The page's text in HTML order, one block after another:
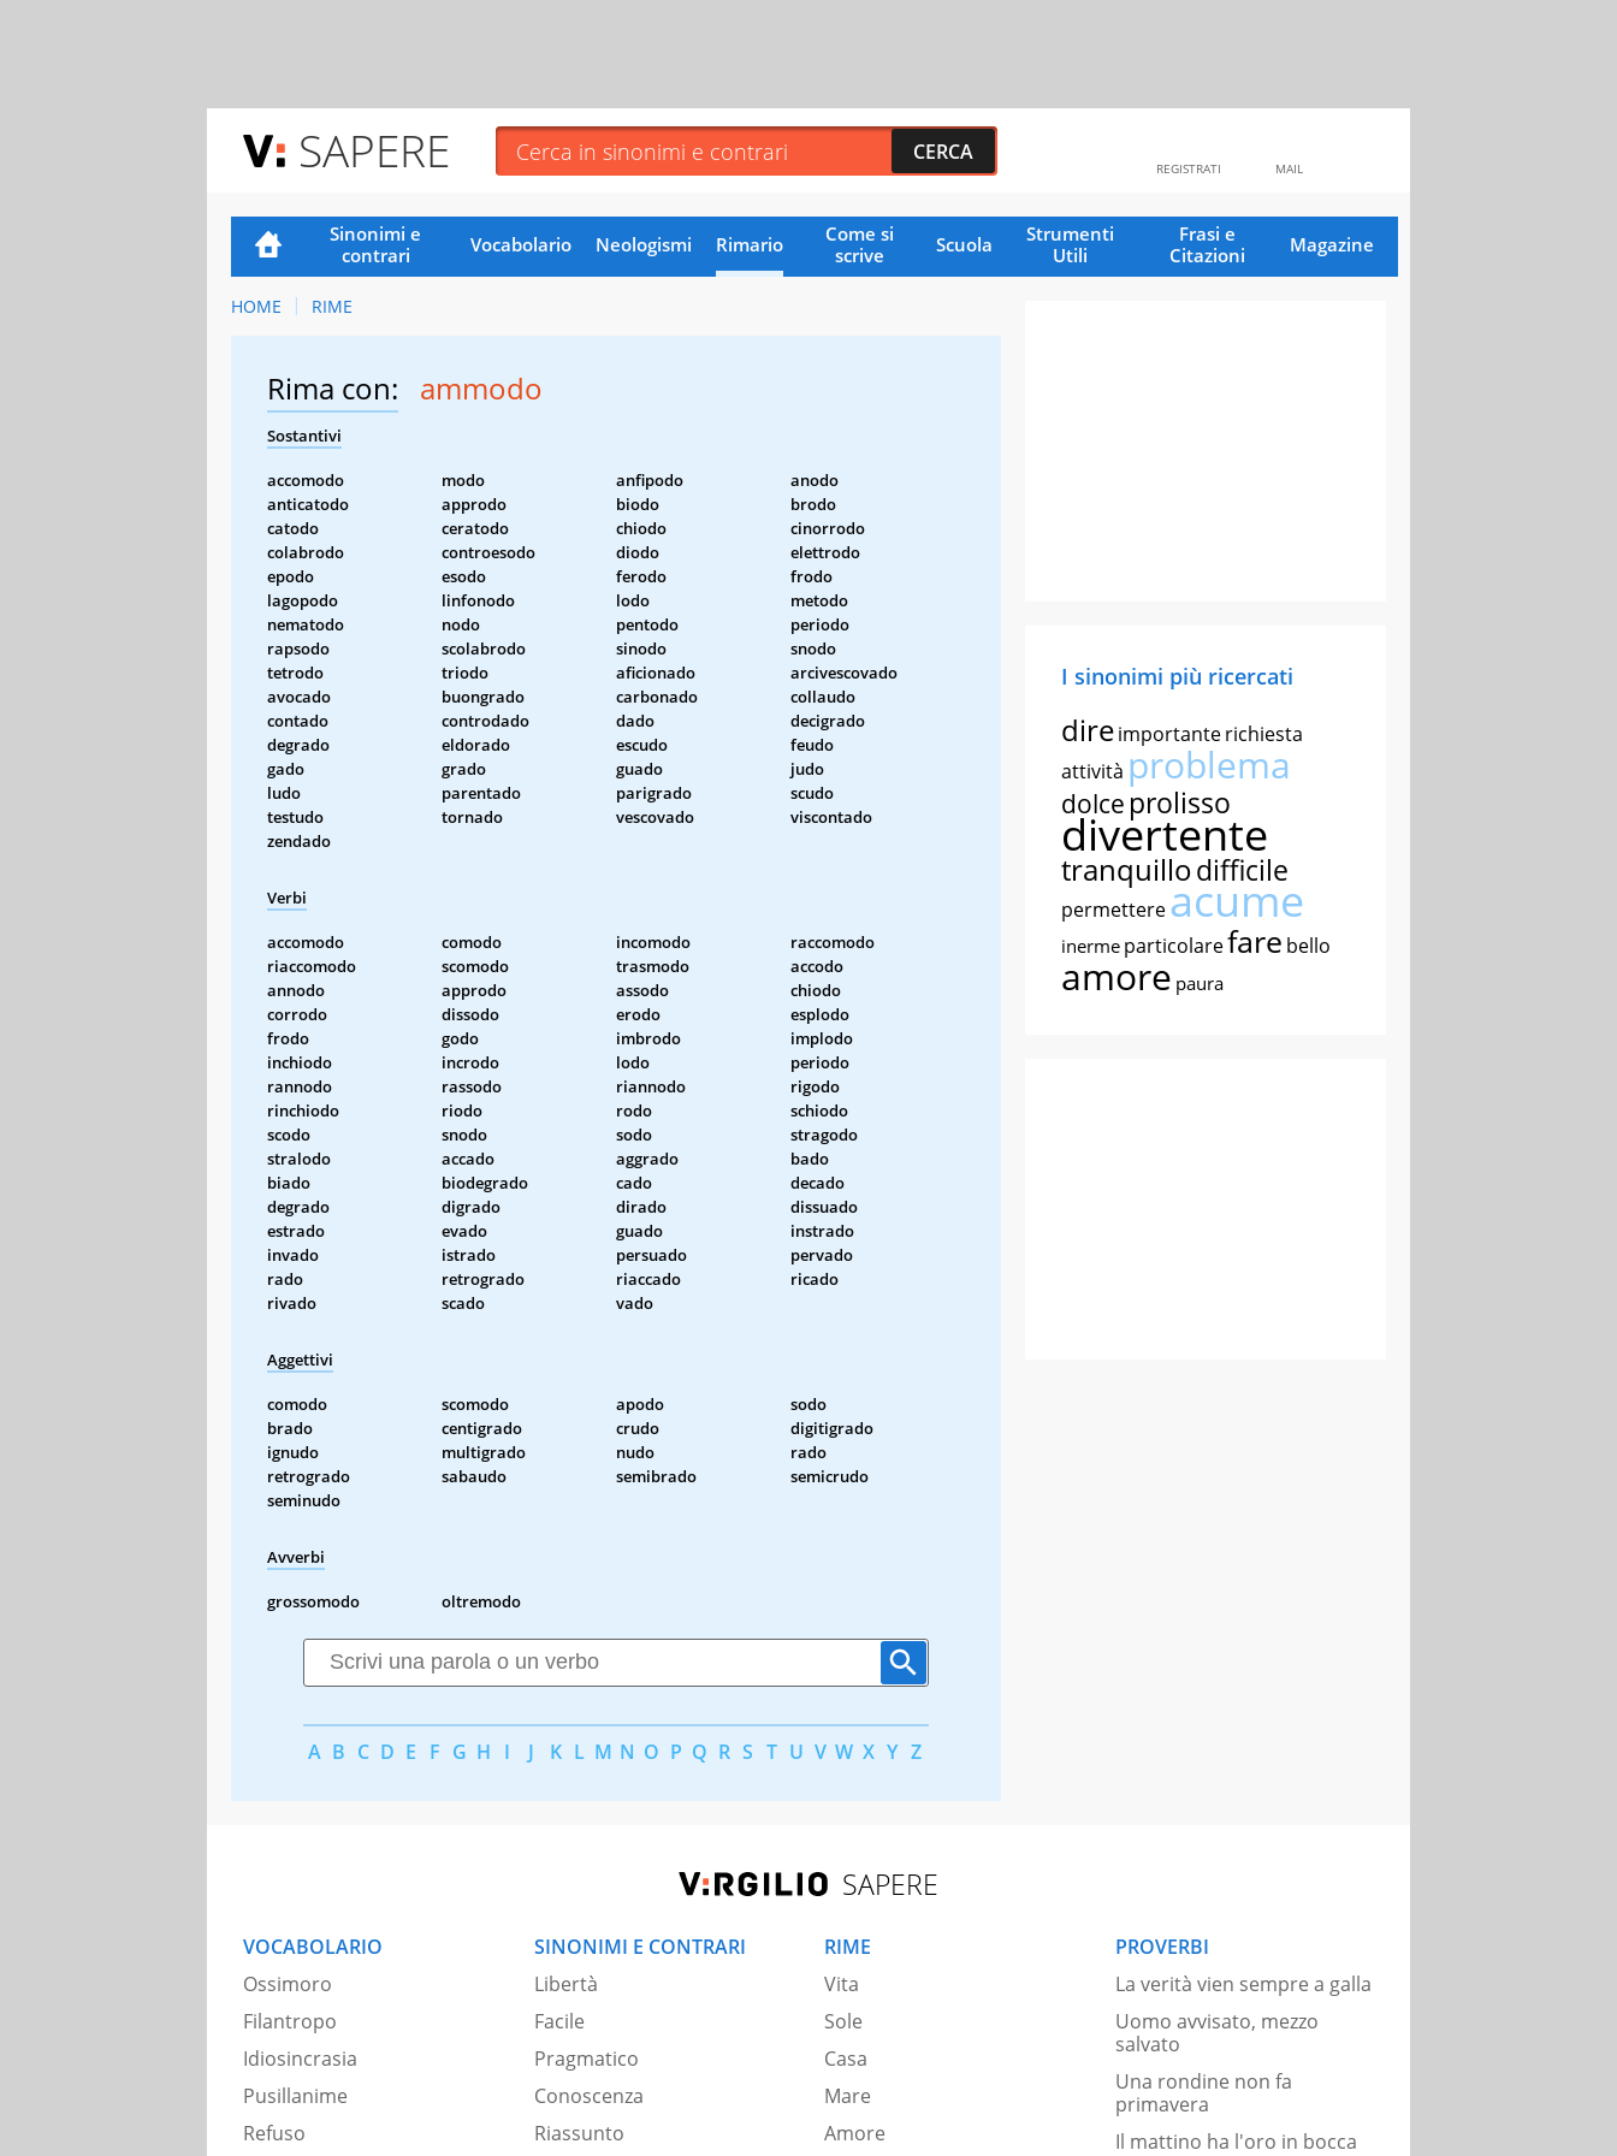
SAPERE MAIL
REGISTRATI
Sinonimi e
contrari
Vocabolario Neologismi Rimario
Come si
scrive
Scuola
Strumenti
Utili
Frasi e
Citazioni
Magazine
HOME RIME
Rima con: ammodo
Sostantivi
accomodo modo anfipodo
anodo
anticatodo
approdo biodo
brodo
catodo
ceratodo chiodo
cinorrodo
colabrodo
controesodo diodo
elettrodo
epodo
esodo ferodo
frodo
lagopodo
linfonodo lodo
metodo
nematodo
nodo pentodo
periodo
rapsodo
scolabrodo sinodo
snodo
tetrodo
triodo aficionado
arcivescovado
avocado
buongrado carbonado
collaudo
contado
controdado dado
decigrado
degrado
eldorado escudo
feudo
gado
grado guado
judo
ludo
parentado parigrado
scudo
testudo
tornado vescovado
viscontado
zendado
Verbi
accomodo comodo incomodo
raccomodo
riaccomodo
scomodo trasmodo
accodo
annodo
approdo assodo
chiodo
corrodo
dissodo erodo
esplodo
frodo
godo imbrodo
implodo
inchiodo
incrodo lodo
periodo
rannodo
rassodo riannodo
rigodo
rinchiodo
riodo rodo
schiodo
scodo
snodo sodo
stragodo
stralodo
accado aggrado
bado
biado
biodegrado cado
decado
degrado
digrado dirado
dissuado
estrado
evado guado
instrado
invado
istrado persuado
pervado
rado
retrogrado riaccado
ricado
rivado
scado vado
Aggettivi
comodo scomodo apodo
sodo
brado
centigrado crudo
digitigrado
ignudo
multigrado nudo
rado
retrogrado
sabaudo semibrado
semicrudo
seminudo
Avverbi
grossomodo oltremodo
A B C D E F G H I J K L M N O P Q R S T U V W X Y Z
I sinonimi più ricercati
direimportanterichiesta
attività problema
dolce prolisso
divertente
tranquillodifficile
permettereacume
inerme particolarefare bello
amore paura
SAPERE
VOCABOLARIO
Ossimoro
Filantropo
Idiosincrasia
Pusillanime
Refuso
SINONIMI E CONTRARI
Libertà
Facile
Pragmatico
Conoscenza
Riassunto
RIME
Vita
Sole
Casa
Mare
Amore
PROVERBI
La verità vien sempre a galla
Uomo avvisato, mezzo
salvato
Una rondine non fa
primavera
Il mattino ha l'oro in bocca